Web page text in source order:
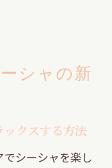
ャの過ごし方
シャの新
クスする方法
シーシャを楽し